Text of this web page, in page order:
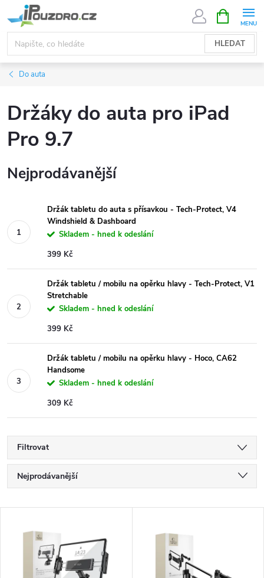
na
obsah
HLEDAT
NÁKUPNÍ
KOŠÍK
Do auta
Držáky do auta pro iPad
Pro 9.7
Nejprodávanější
Držák tabletu do auta s přísavkou - Tech-Protect, V4
Windshield & Dashboard
Skladem - hned k odeslání
399 Kč
Držák tabletu / mobilu na opěrku hlavy - Tech-Protect, V1
Stretchable
Skladem - hned k odeslání
399 Kč
Držák tabletu / mobilu na opěrku hlavy - Hoco, CA62
Handsome
Skladem - hned k odeslání
309 Kč
Filtrovat
Ř
a
Nejprodávanější
Abecedně